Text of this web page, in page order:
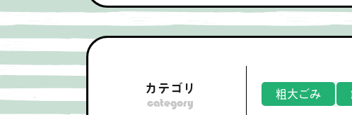
カテゴリ
category
粗大ごみ